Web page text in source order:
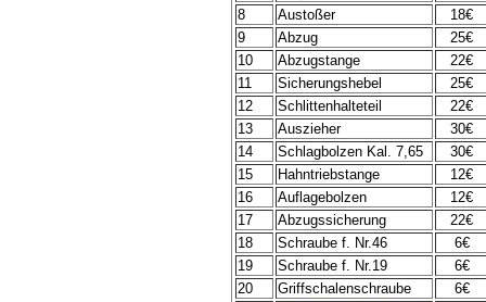
8
Austoßer
18€
9
Abzug
25€
10
Abzugstange
22€
11
Sicherungshebel
25€
12
Schlittenhalteteil
22€
13
Auszieher
30€
14
Schlagbolzen Kal. 7,65
30€
15
Hahntriebstange
12€
16
Auflagebolzen
12€
17
Abzugssicherung
22€
18
Schraube f. Nr.46
6€
19
Schraube f. Nr.19
6€
20
Griffschalenschraube
6€